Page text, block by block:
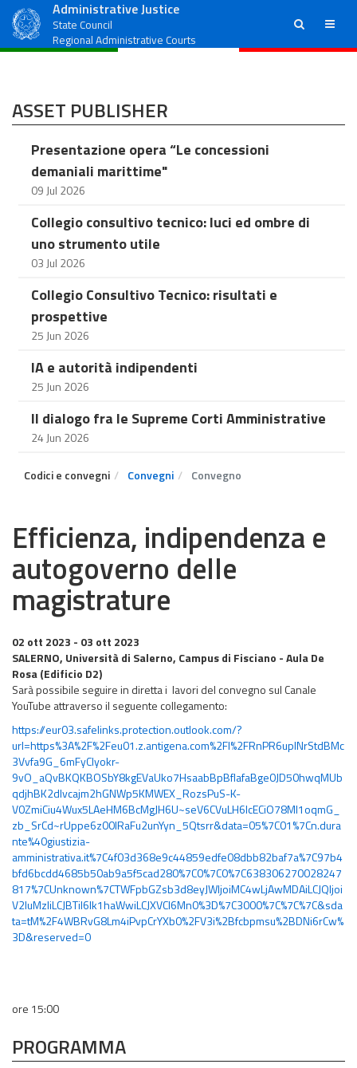
Administrative Justice
State Council
Regional Administrative Courts
ricerca menu
ASSET PUBLISHER
Presentazione opera “Le concessioni
demaniali marittime"
09 Jul 2026
Collegio consultivo tecnico: luci ed ombre di
uno strumento utile
03 Jul 2026
Collegio Consultivo Tecnico: risultati e
prospettive
25 Jun 2026
IA e autorità indipendenti
25 Jun 2026
Il dialogo fra le Supreme Corti Amministrative
24 Jun 2026
Codici e convegni Convegni Convegno
Efficienza, indipendenza e
autogoverno delle
magistrature
02 ott 2023 - 03 ott 2023
SALERNO, Università di Salerno, Campus di Fisciano - Aula De
Rosa (Edificio D2)
Sarà possibile seguire in diretta i lavori del convegno sul Canale
YouTube attraverso il seguente collegamento:
https://eur03.safelinks.protection.outlook.com/?
url=https%3A%2F%2Feu01.z.antigena.com%2Fl%2FRnPR6upINrStdBMc
3Vvfa9G_6mFyCIyokr-
9vO_aQvBKQKBOSbY8kgEVaUko7HsaabBpBflafaBge0JD50hwqMUb
qdjhBK2dlvcajm2hGNWp5KMWEX_RozsPuS-K-
V0ZmiCiu4Wux5LAeHM6BcMgJH6U~seV6CVuLH6IcECiO78MI1oqmG_
zb_SrCd~rUppe6z00lRaFu2unYyn_5Qtsrr&data=05%7C01%7Cn.dura
nte%40giustizia-
amministrativa.it%7C4f03d368e9c44859edfe08dbb82baf7a%7C97b4
bfd6bcdd4685b50ab9a5f5cad280%7C0%7C0%7C638306270028247
817%7CUnknown%7CTWFpbGZsb3d8eyJWIjoiMC4wLjAwMDAiLCJQIjoi
V2luMzIiLCJBTiI6Ik1haWwiLCJXVCI6Mn0%3D%7C3000%7C%7C%7C&sda
ta=tM%2F4WBRvG8Lm4iPvpCrYXb0%2FV3i%2Bfcbpmsu%2BDNi6rCw%
3D&reserved=0
ore 15:00
PROGRAMMA